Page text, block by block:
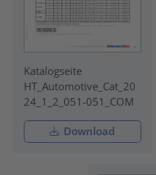
Katalogseite
HT_Automotive_Cat_20
24_1_2_051-051_COM
Download